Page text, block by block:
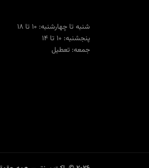
شنبه تا چهارشنبه: ۱۰ تا ۱۸
پنجشنبه: ۱۰ تا ۱۴
جمعه: تعطیل